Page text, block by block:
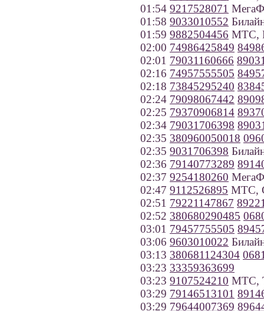
01:54 9217528071
01:58 9033010552
01:59 9882504456 МТС,
02:00 74986425849
02:01 79031160666
02:16 74957555505
02:18 73845295240
02:24 79098067442
02:25 79370906814
02:34 79031706398
02:35 380960050018
02:35 9031706398
02:36 79140773289
02:37 9254180260
02:47 9112526895 МТС,
02:51 79221147867
02:52 380680290485
03:01 79457755505
03:06 9603010022
03:13 380681124304
03:23 33359363699
03:23 9107524210 МТС,
03:29 79146513101
03:29 79644007369